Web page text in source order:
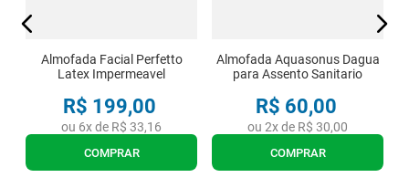
Almofada Facial Perfetto
Latex Impermeavel
R$ 199,00
ou 6x de R$ 33,16
COMPRAR
Almofada Aquasonus Dagua
para Assento Sanitario
R$ 60,00
ou 2x de R$ 30,00
COMPRAR